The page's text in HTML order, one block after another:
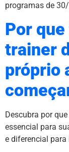
programas de
Por que
trainer
próprio
Descubra por
essencial para
e diferencial